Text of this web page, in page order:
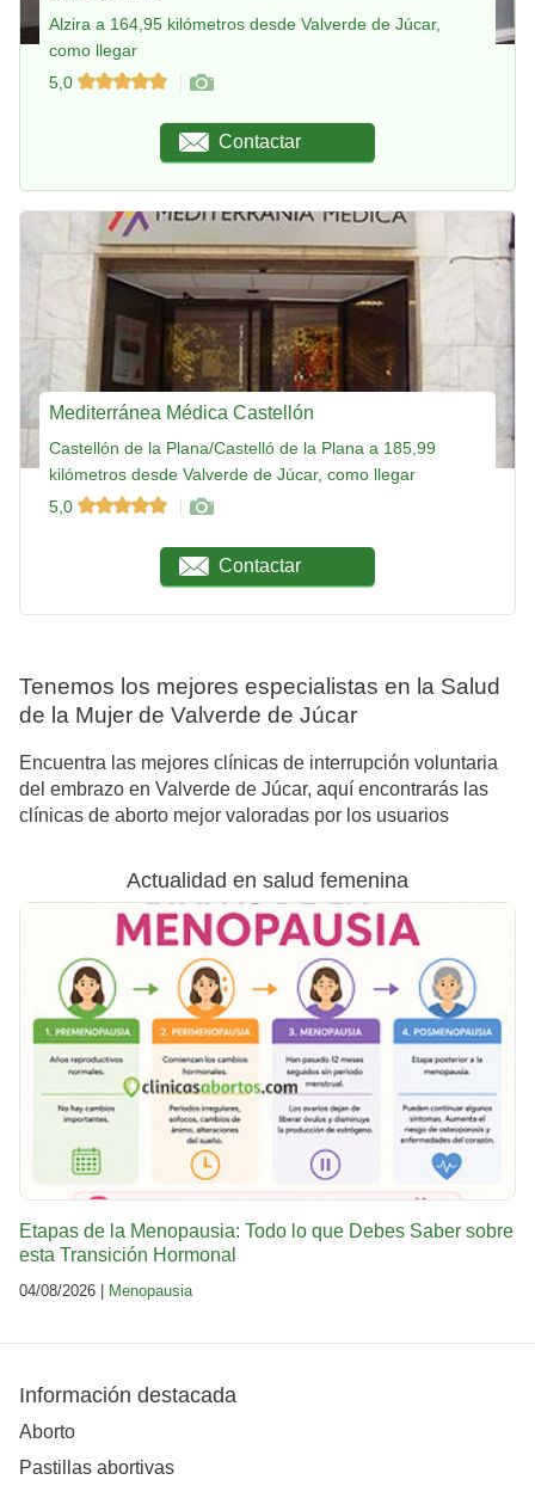
Alzira a 164,95 kilómetros desde Valverde de Júcar,
como llegar
5,0
Contactar
Mediterránea Médica Castellón
Castellón de la Plana/Castelló de la Plana a 185,99
kilómetros desde Valverde de Júcar, como llegar
5,0
Contactar
Tenemos los mejores especialistas en la Salud
de la Mujer de Valverde de Júcar
Encuentra las mejores clínicas de interrupción voluntaria
del embrazo en Valverde de Júcar, aquí encontrarás las
clínicas de aborto mejor valoradas por los usuarios
Actualidad en salud femenina
Etapas de la Menopausia: Todo lo que Debes Saber sobre
esta Transición Hormonal
04/08/2026 | Menopausia
Información destacada
Aborto
Pastillas abortivas